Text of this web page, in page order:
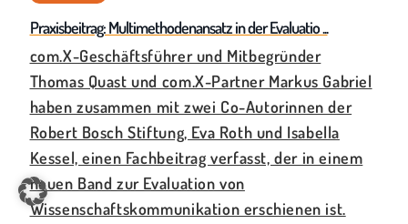
Praxisbeitrag: Multimethodenansatz in der Evaluatio ...
com.X-Geschäftsführer und Mitbegründer
Thomas Quast und com.X-Partner Markus Gabriel
haben zusammen mit zwei Co-Autorinnen der
Robert Bosch Stiftung, Eva Roth und Isabella
Kessel, einen Fachbeitrag verfasst, der in einem
neuen Band zur Evaluation von
Wissenschaftskommunikation erschienen ist.